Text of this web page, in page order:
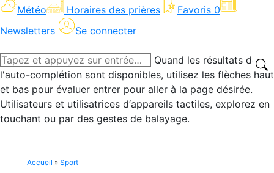
Météo Horaires des prières Favoris 0
Newsletters
Se connecter
Recherche
:
Quand les résultats de
l'auto-complétion sont disponibles, utilisez les flèches haut
et bas pour évaluer entrer pour aller à la page désirée.
Utilisateurs et utilisatrices d‘appareils tactiles, explorez en
touchant ou par des gestes de balayage.
Accueil » Sport